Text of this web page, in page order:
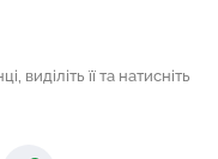
її та натисніть